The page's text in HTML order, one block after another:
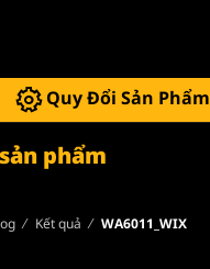
Quy Đổi Sản Phẩm
phẩm
Kết quả WA6011_WIX